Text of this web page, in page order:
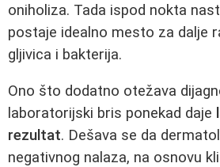
oniholiza. Tada ispod nokta
postaje idealno mesto za dalje
gljivica i bakterija.
Ono što dodatno otežava
laboratorijski bris ponekad daje
rezultat. Dešava se da
negativnog nalaza, na osnovu